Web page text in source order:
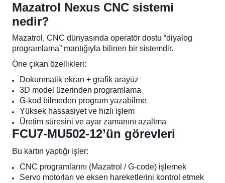
Membranı
Mazatrol Nexus CNC sistemi
nedir?
Mazatrol, CNC dünyasında operatör dostu “diyalog
programlama” mantığıyla bilinen bir sistemdir.
Öne çıkan özellikleri:
Dokunmatik ekran + grafik arayüz
3D model üzerinden programlama
G-kod bilmeden program yazabilme
Yüksek hassasiyet ve hızlı işlem
Üretim süresini ve ayar zamanını azaltma
FCU7-MU502-12’ün görevleri
Bu kartın yaptığı işler:
CNC programlarını (Mazatrol / G-code) işlemek
Servo motorları ve eksen hareketlerini kontrol etmek